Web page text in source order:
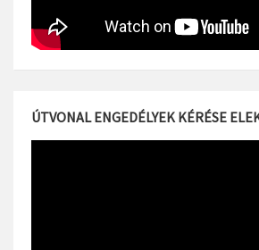
ÚTVONAL ENGEDÉLYEK KÉRÉSE